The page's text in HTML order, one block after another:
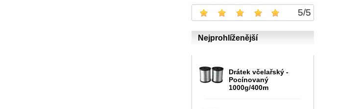
5/5
Nejprohlíženější
Drátek včelařský -
Pocínovaný
1000g/400m